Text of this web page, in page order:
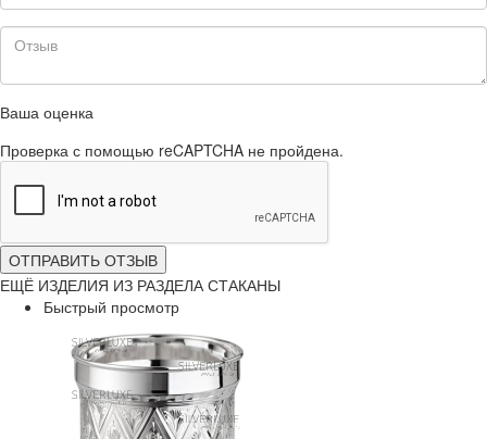
Ваша оценка
Проверка с помощью reCAPTCHA не пройдена.
ОТПРАВИТЬ ОТЗЫВ
ЕЩЁ ИЗДЕЛИЯ ИЗ РАЗДЕЛА СТАКАНЫ
Быстрый просмотр